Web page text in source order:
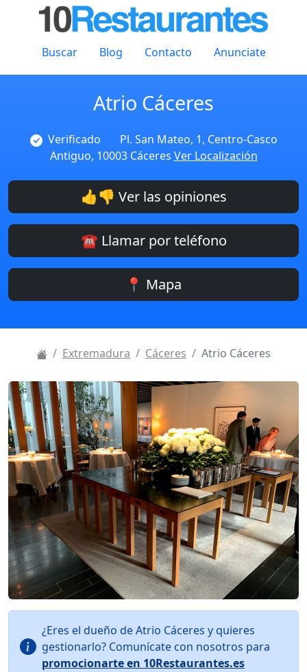
Buscar Blog Contacto Anunciate
Atrio Cáceres
Verificado
Pl. San Mateo, 1, Centro-Casco
Antiguo, 10003 Cáceres Ver Localización
👍👎 Ver las opiniones
☎️ Llamar por teléfono
📍 Mapa
Extremadura Cáceres Atrio Cáceres
¿Eres el dueño de Atrio Cáceres y quieres
gestionarlo? Comunícate con nosotros para
promocionarte en 10Restaurantes.es